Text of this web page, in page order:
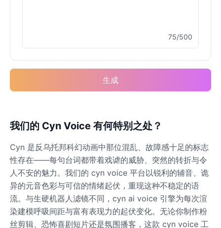
Male @SilentNova
Male @ByteFlow
Caine
Cyn
Female @CherryNova
Daddy Pig
Male @QuantumRune
75/500
生成
我们的 Cyn Voice 有何特别之处？
Cyn 是反乌托邦科幻动画中那位混乱、故障感十足的标志
性存在——每句台词都带着戏谑的威胁、突然的转折与令
人不安的魅力。我们的 cyn voice 平台以锐利的辅音、诡
异的元音色彩与可信的情绪起伏，重现这种不稳定的语
流。与生硬机器人滤镜不同，cyn ai voice 引擎为每次渲
染建模呼吸间距与富有表现力的起伏变化。无论你制作粉
丝剪辑、恐怖喜剧短片还是氛围播客，这款 cyn voice 工